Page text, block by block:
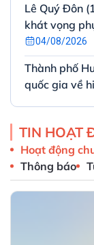
Lê Quý Đôn
khát vọng
04/08/2026
Thành phố
quốc gia về
Tiếp tục đẩy
số” nhằm
của Bộ
31/07/2026
TIN HOẠT
Hoạt động
Thông báo